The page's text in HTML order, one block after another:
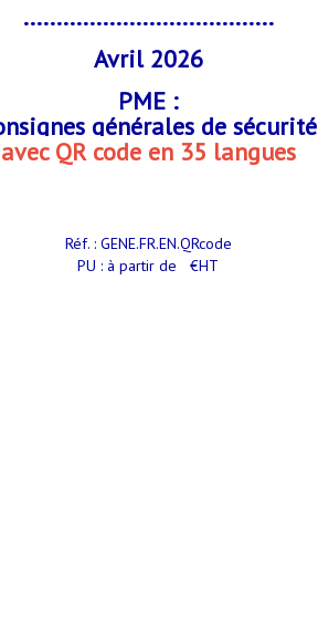
......................................
Avril 2026
PME :
générales de sécurité
avec QR code en 35 langues
Réf. : GENE.FR.EN.QRcode
PU : à partir de €HT